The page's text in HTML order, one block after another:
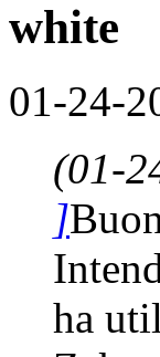
white
01-24-
(01-
]
ha